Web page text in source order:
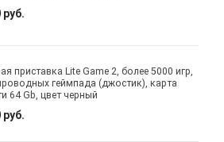
руб.
приставка Lite Game 2, более 5000 игр,
геймпада (джостик), карта
64 Gb, цвет черный
руб.